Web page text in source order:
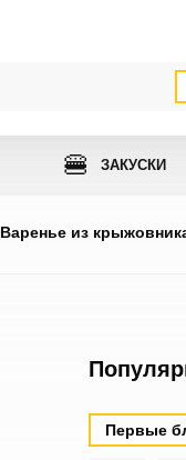
🍔 ЗАКУСКИ
Варенье из
Первые